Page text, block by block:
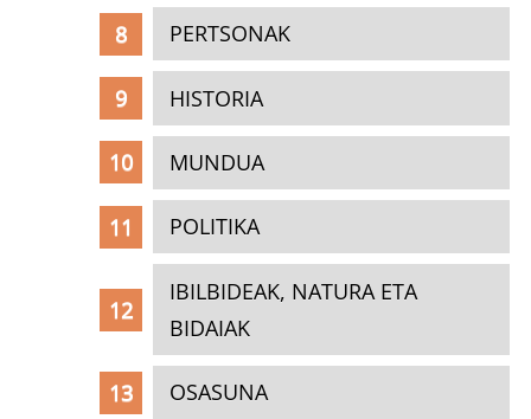
PERTSONAK
HISTORIA
MUNDUA
POLITIKA
IBILBIDEAK, NATURA ETA
BIDAIAK
OSASUNA